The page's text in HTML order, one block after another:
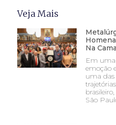
Veja Mais
Na
Em
emoção
uma
São